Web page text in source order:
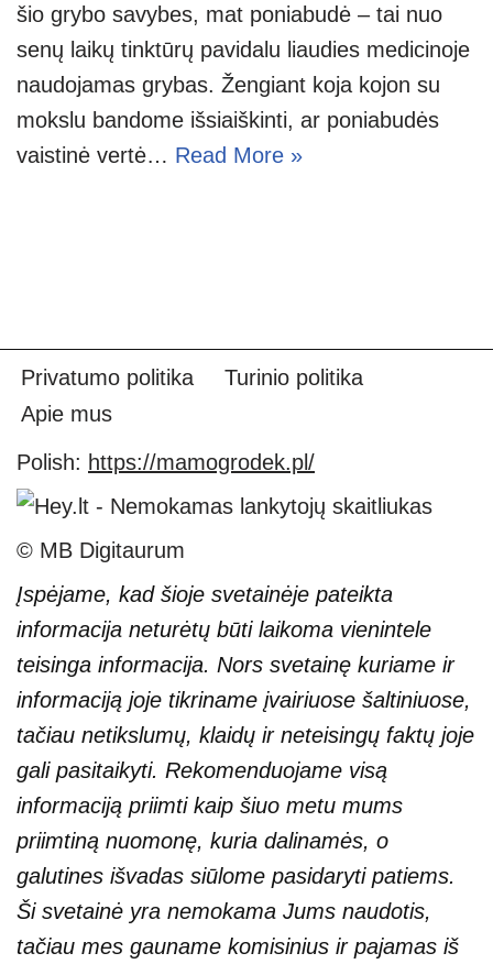
šio grybo savybes, mat poniabudė – tai nuo
senų laikų tinktūrų pavidalu liaudies medicinoje
naudojamas grybas. Žengiant koja kojon su
mokslu bandome išsiaiškinti, ar poniabudės
vaistinė vertė… Read More »
Privatumo politika
Turinio politika
Apie mus
Polish: https://mamogrodek.pl/
© MB Digitaurum
Įspėjame, kad šioje svetainėje pateikta
informacija neturėtų būti laikoma vienintele
teisinga informacija. Nors svetainę kuriame ir
informaciją joje tikriname įvairiuose šaltiniuose,
tačiau netikslumų, klaidų ir neteisingų faktų joje
gali pasitaikyti. Rekomenduojame visą
informaciją priimti kaip šiuo metu mums
priimtiną nuomonę, kuria dalinamės, o
galutines išvadas siūlome pasidaryti patiems.
Ši svetainė yra nemokama Jums naudotis,
tačiau mes gauname komisinius ir pajamas iš